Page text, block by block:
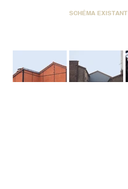
SCHÉMA EXISTANT